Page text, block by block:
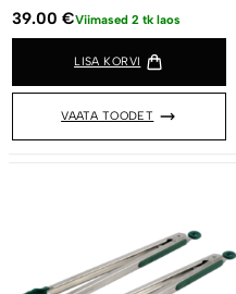
39.00 €Viimased 2 tk laos
LISA KORVI
VAATA TOODET